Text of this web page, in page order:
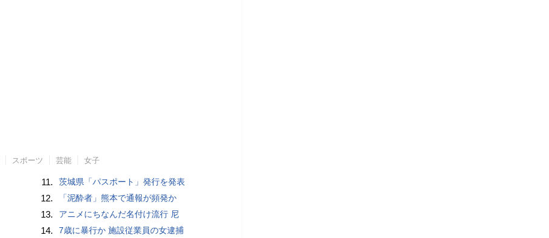
スポーツ 芸能 女子
11. 茨城県「パスポート」発行を発表
12. 「泥酔者」熊本で通報が頻発か
13. アニメにちなんだ名付け流行 尼
14. 7歳に暴行か 施設従業員の女逮捕